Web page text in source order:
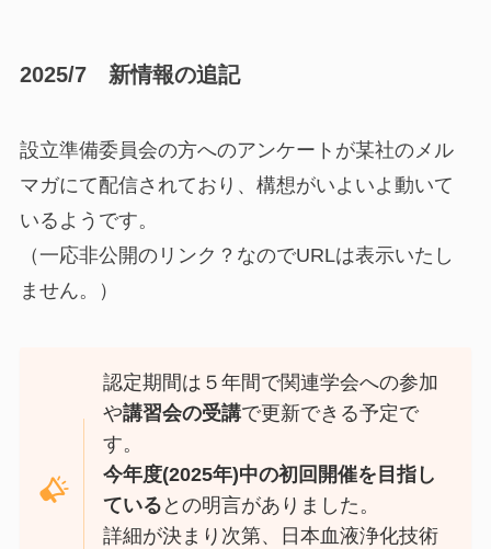
2025/7 新情報の追記
設立準備委員会の方へのアンケートが某社のメル
マガにて配信されており、構想がいよいよ動いて
いるようです。
（一応非公開のリンク？なのでURLは表示いたし
ません。）
認定期間は５年間で関連学会への参加
や講習会の受講で更新できる予定で
す。
今年度(2025年)中の初回開催を目指し
ている との明言がありました。
詳細が決まり次第、日本血液浄化技術